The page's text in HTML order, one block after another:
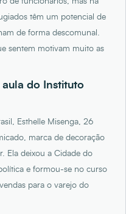
têm um potencial de
de forma descomunal.
sentem motivam muito as
do Instituto
Esthelle Misenga, 26
marca de decoração
Ela deixou a Cidade do
e formou-se no curso
para o varejo do